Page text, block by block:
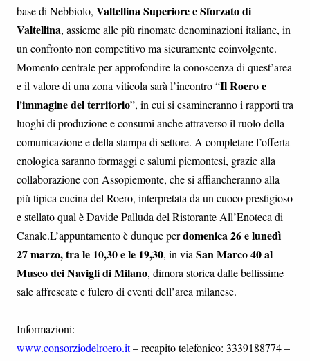
base di Nebbiolo, Valtellina Superiore e Sforzato di
Valtellina, assieme alle più rinomate denominazioni italiane, in
un confronto non competitivo ma sicuramente coinvolgente.
Momento centrale per approfondire la conoscenza di quest’area
e il valore di una zona viticola sarà l’incontro “Il Roero e
l'immagine del territorio”, in cui si esamineranno i rapporti tra
luoghi di produzione e consumi anche attraverso il ruolo della
comunicazione e della stampa di settore. A completare l’offerta
enologica saranno formaggi e salumi piemontesi, grazie alla
collaborazione con Assopiemonte, che si affiancheranno alla
più tipica cucina del Roero, interpretata da un cuoco prestigioso
e stellato qual è Davide Palluda del Ristorante All’Enoteca di
Canale.L’appuntamento è dunque perdomenica 26 e lunedì
27 marzo, tra le 10,30 e le 19,30, in via San Marco 40 al
Museo dei Navigli di Milano, dimora storica dalle bellissime
sale affrescate e fulcro di eventi dell’area milanese.
Informazioni:
www.consorziodelroero.it– recapito telefonico: 3339188774 –